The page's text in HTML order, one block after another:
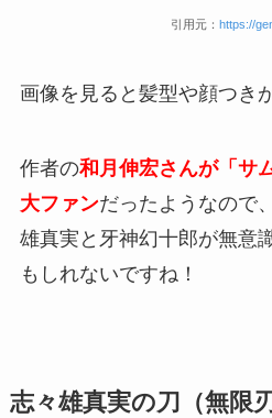
引用元：https://
画像を見ると髪型や顔つき
作者の和月伸宏さんが「サ
大ファンだったようなので
雄真実と牙神幻十郎が無意
もしれないですね！
志々雄真実の刀（無限